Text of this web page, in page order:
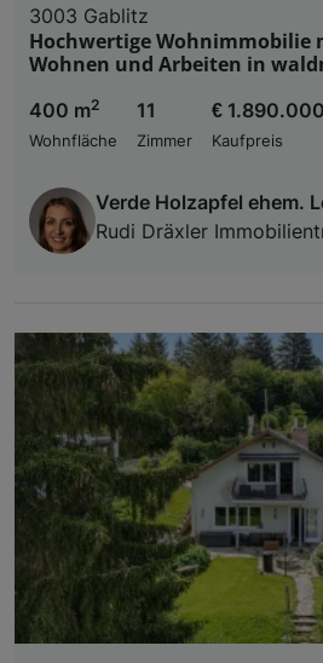
3003 Gablitz
Hochwertige Wohnimmobilie
Wohnen und Arbeiten in
400 m2
Wohnfläche
11
Zimmer
€
Kaufpreis
Verde Holzapfel ehem.
Rudi Dräxler